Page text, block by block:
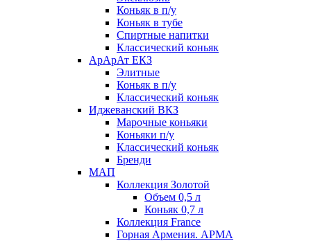
Коньяк в п/у
Коньяк в тубе
Спиртные напитки
Классический коньяк
АрАрАт ЕКЗ
Элитные
Коньяк в п/у
Классический коньяк
Иджеванский ВКЗ
Марочные коньяки
Коньяки п/у
Классический коньяк
Бренди
МАП
Коллекция Золотой
Объем 0,5 л
Коньяк 0,7 л
Коллекция France
Горная Армения. АРМА